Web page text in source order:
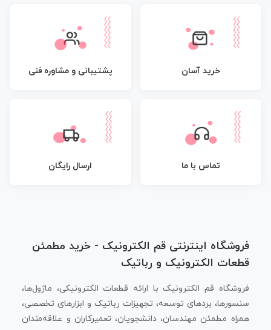
خرید آسان پشتیبانی و مشاوره فنی
تماس با ما ارسال رایگان
فروشگاه اینترنتی قم الکترونیک - خرید مطمئن
قطعات الکترونیک و رباتیک
فروشگاه قم الکترونیک با ارائه قطعات الکترونیکی، ماژول‌ها،
سنسورها، بردهای توسعه، تجهیزات رباتیک و ابزارهای تخصصی،
همراه مطمئن مهندسان، دانشجویان، تعمیرکاران و علاقه‌مندان